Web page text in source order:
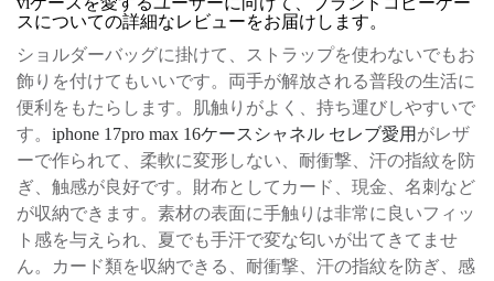
スについての詳細なレビューをお届けします。
ショルダーバッグに掛けて、ストラップを使わないでもお
飾りを付けてもいいです。両手が解放される普段の生活に
便利をもたらします。肌触りがよく、持ち運びしやすいで
す。 iphone 17pro max 16ケースシャネル セレブ愛用 がレザ
ーで作られて、柔軟に変形しない、耐衝撃、汗の指紋を防
ぎ、触感が良好です。財布としてカード、現金、名刺など
が収納できます。素材の表面に手触りは非常に良いフィッ
ト感を与えられ、夏でも手汗で変な匂いが出てきてませ
ん。カード類を収納できる、耐衝撃、汗の指紋を防ぎ、感